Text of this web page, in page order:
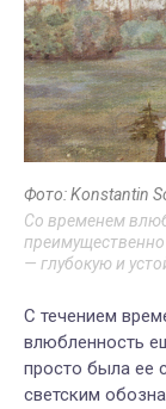
Фото: Konstantin
Со временем
— глубокую и
С течением
влюбленность
просто была ее
светским